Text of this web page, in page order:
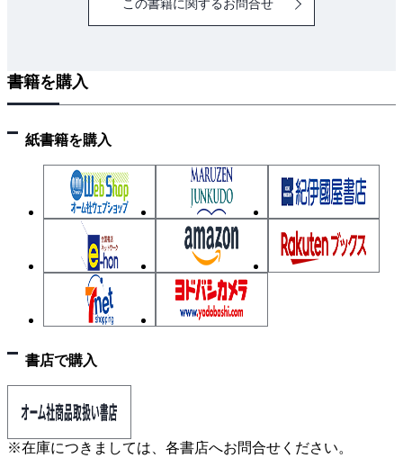
この書籍に関するお問合せ
書籍を購入
紙書籍を購入
書店で購入
※在庫につきましては、各書店へお問合せください。